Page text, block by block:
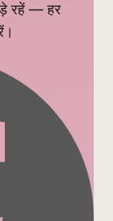
रहें — हर